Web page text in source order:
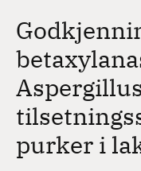
purker i